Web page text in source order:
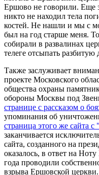
Ершово не говорили. Еще
никто не находил тела
костей. Не нашли и мы с
был на год старше меня.
собирали в развалинах
телеге отсыпать
Также заслуживает
проекте Московского
общества охраны
обороны Москвы под
странице с рассказом о
упоминания об
страница этого же сайта
заканчивается
сайта, созданного на
оказалось, в ответ на
года проводили
взрыва Ершовской